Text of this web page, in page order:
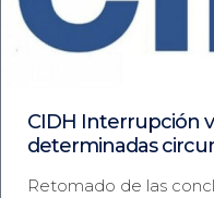
CIDH Interrupción
determinadas
Retomado de las